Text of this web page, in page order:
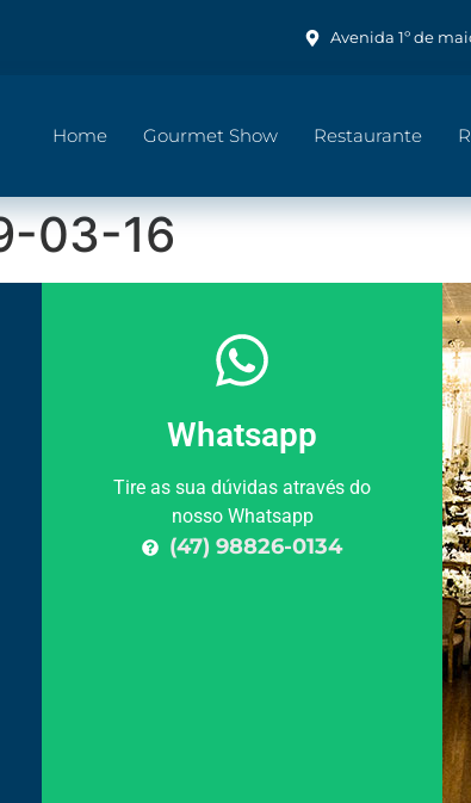
Avenida 1º de
Home Gourmet Show Restaurante
03-16
Whatsapp
Tire as sua dúvidas através do
nosso Whatsapp
(47) 98826-0134